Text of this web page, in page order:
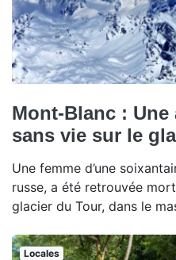
Mont-Blanc :
sans vie sur le
Une femme d’une
russe, a été retrouvée
glacier du Tour, dans le
Locales